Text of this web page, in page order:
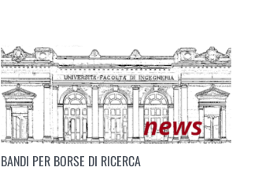
BANDI PER BORSE DI RICERCA